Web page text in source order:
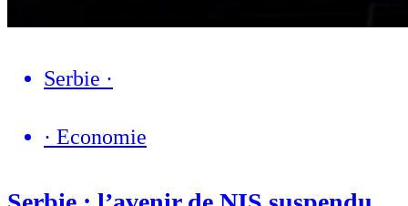
Serbie ·
· Economie